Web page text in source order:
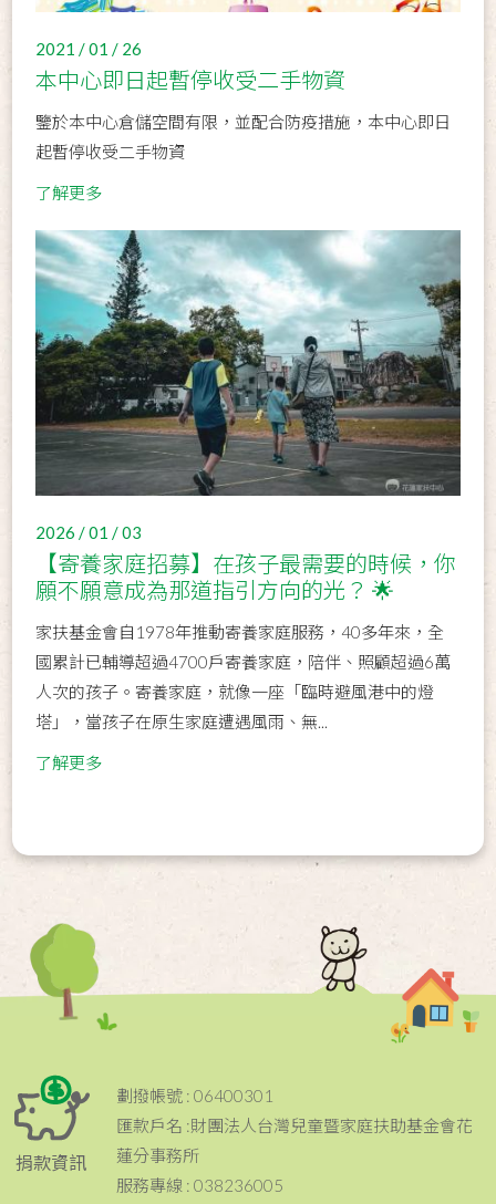
2021 / 01 / 26
本中心即日起暫停收受二手物資
鑒於本中心倉儲空間有限，並配合防疫措施，本中心即日
起暫停收受二手物資
了解更多
2026 / 01 / 03
【寄養家庭招募】在孩子最需要的時候，你
願不願意成為那道指引方向的光？ 🌟
家扶基金會自1978年推動寄養家庭服務，40多年來，全
國累計已輔導超過4700戶寄養家庭，陪伴、照顧超過6萬
人次的孩子。寄養家庭，就像一座「臨時避風港中的燈
塔」，當孩子在原生家庭遭遇風雨、無...
了解更多
捐款資訊
劃撥帳號 : 06400301
匯款戶名 :財團法人台灣兒童暨家庭扶助基金會花
蓮分事務所
服務專線 : 038236005